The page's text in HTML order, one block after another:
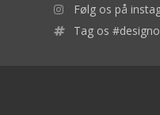
Følg os på
Tag os